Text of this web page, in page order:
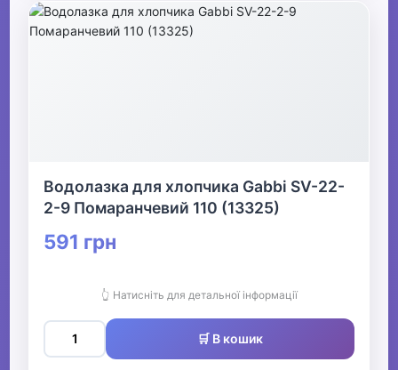
Водолазка для хлопчика Gabbi SV-22-
2-9 Помаранчевий 110 (13325)
591 грн
👆 Натисніть для детальної інформації
🛒 В кошик